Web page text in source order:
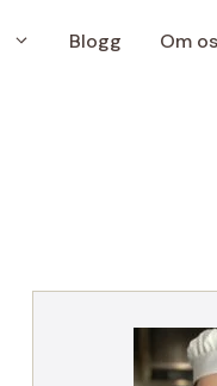
Blogg Om